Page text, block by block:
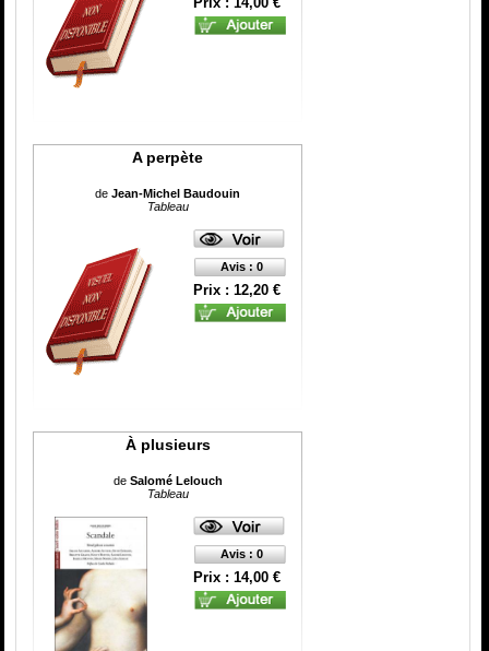
A perpète
deJean-Michel Baudouin
Tableau
Avis : 0
Prix : 12,20 €
À plusieurs
de Salomé Lelouch
Tableau
Avis : 0
Prix : 14,00 €